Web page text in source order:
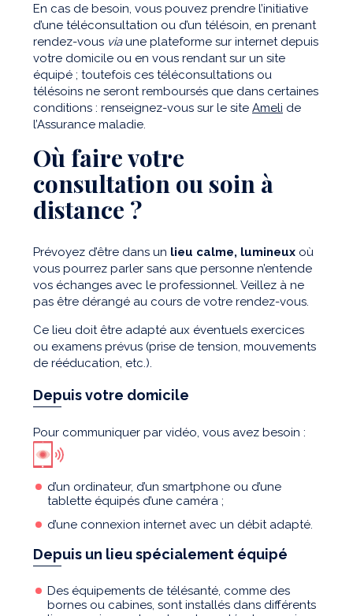
En cas de besoin, vous pouvez prendre l’initiative
d’une téléconsultation ou d’un télésoin, en prenant
rendez-vous viaune plateforme sur internet depuis
votre domicile ou en vous rendant sur un site
équipé ; toutefois ces téléconsultations ou
télésoins ne seront remboursés que dans certaines
conditions : renseignez-vous sur le site Ameli de
l’Assurance maladie.
Où faire votre
consultation ou soin à
distance ?
Prévoyez d’être dans un lieu calme, lumineux où
vous pourrez parler sans que personne n’entende
vos échanges avec le professionnel. Veillez à ne
pas être dérangé au cours de votre rendez-vous.
Ce lieu doit être adapté aux éventuels exercices
ou examens prévus (prise de tension, mouvements
de rééducation, etc.).
Depuis votre domicile
Pour communiquer par vidéo, vous avez besoin :
d’un ordinateur, d’un smartphone ou d’une
tablette équipés d’une caméra ;
d’une connexion internet avec un débit adapté.
Depuis un lieu spécialement équipé
Des équipements de télésanté, comme des
bornes ou cabines, sont installés dans différents